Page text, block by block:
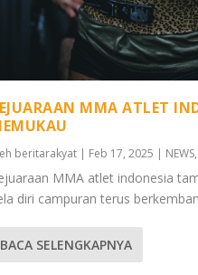
MMA ATLET
beritarakyat | Feb 17, 2025 | NEWS,
MMA atlet indonesia
diri campuran terus
BACA SELENGKAPNYA